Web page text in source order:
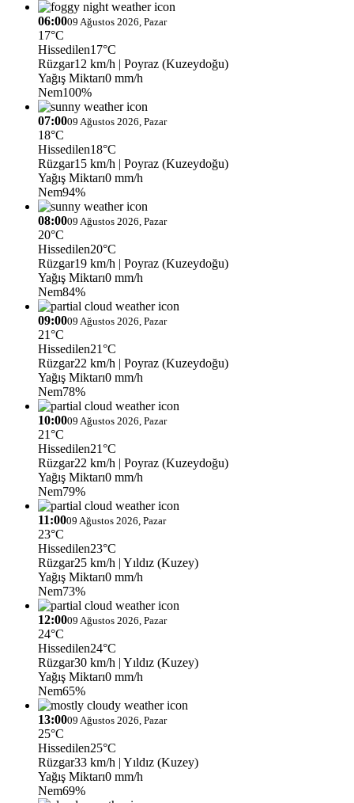
06:0009 Ağustos 2026, Pazar
17°C
Hissedilen17°C
Rüzgar12 km/h | Poyraz (Kuzeydoğu)
Yağış Miktarı0 mm/h
Nem100%
07:0009 Ağustos 2026, Pazar
18°C
Hissedilen18°C
Rüzgar15 km/h | Poyraz (Kuzeydoğu)
Yağış Miktarı0 mm/h
Nem94%
08:0009 Ağustos 2026, Pazar
20°C
Hissedilen20°C
Rüzgar19 km/h | Poyraz (Kuzeydoğu)
Yağış Miktarı0 mm/h
Nem84%
09:0009 Ağustos 2026, Pazar
21°C
Hissedilen21°C
Rüzgar22 km/h | Poyraz (Kuzeydoğu)
Yağış Miktarı0 mm/h
Nem78%
10:0009 Ağustos 2026, Pazar
21°C
Hissedilen21°C
Rüzgar22 km/h | Poyraz (Kuzeydoğu)
Yağış Miktarı0 mm/h
Nem79%
11:0009 Ağustos 2026, Pazar
23°C
Hissedilen23°C
Rüzgar25 km/h | Yıldız (Kuzey)
Yağış Miktarı0 mm/h
Nem73%
12:0009 Ağustos 2026, Pazar
24°C
Hissedilen24°C
Rüzgar30 km/h | Yıldız (Kuzey)
Yağış Miktarı0 mm/h
Nem65%
13:0009 Ağustos 2026, Pazar
25°C
Hissedilen25°C
Rüzgar33 km/h | Yıldız (Kuzey)
Yağış Miktarı0 mm/h
Nem69%